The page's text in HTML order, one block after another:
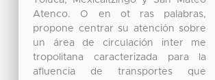
Atenco. O en ot ras palabras,
propone centrar su atención sobre
un área de circulación inter me
tropolitana caracterizada para la
afluencia de transportes que